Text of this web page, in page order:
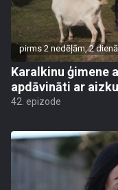
pirms 2 nedēļām, 2
Karalkinu ģimene
apdāvināti ar
42. epizode